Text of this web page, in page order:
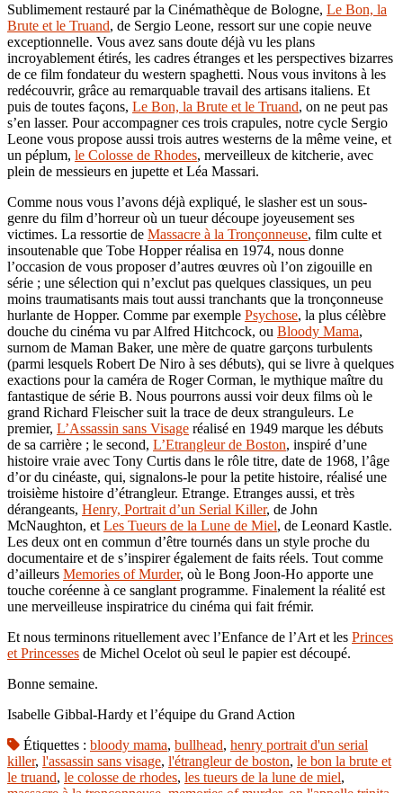
Sublimement restauré par la Cinémathèque de Bologne, Le Bon, la
Brute et le Truand, de Sergio Leone, ressort sur une copie neuve
exceptionnelle. Vous avez sans doute déjà vu les plans
incroyablement étirés, les cadres étranges et les perspectives bizarres
de ce film fondateur du western spaghetti. Nous vous invitons à les
redécouvrir, grâce au remarquable travail des artisans italiens. Et
puis de toutes façons, Le Bon, la Brute et le Truand, on ne peut pas
s’en lasser. Pour accompagner ces trois crapules, notre cycle Sergio
Leone vous propose aussi trois autres westerns de la même veine, et
un péplum, le Colosse de Rhodes, merveilleux de kitcherie, avec
plein de messieurs en jupette et Léa Massari.
Comme nous vous l’avons déjà expliqué, le slasher est un sous-
genre du film d’horreur où un tueur découpe joyeusement ses
victimes. La ressortie de Massacre à la Tronçonneuse, film culte et
insoutenable que Tobe Hopper réalisa en 1974, nous donne
l’occasion de vous proposer d’autres œuvres où l’on zigouille en
série ; une sélection qui n’exclut pas quelques classiques, un peu
moins traumatisants mais tout aussi tranchants que la tronçonneuse
hurlante de Hopper. Comme par exemple Psychose, la plus célèbre
douche du cinéma vu par Alfred Hitchcock, ou Bloody Mama,
surnom de Maman Baker, une mère de quatre garçons turbulents
(parmi lesquels Robert De Niro à ses débuts), qui se livre à quelques
exactions pour la caméra de Roger Corman, le mythique maître du
fantastique de série B. Nous pourrons aussi voir deux films où le
grand Richard Fleischer suit la trace de deux stranguleurs. Le
premier, L’Assassin sans Visage réalisé en 1949 marque les débuts
de sa carrière ; le second, L’Etrangleur de Boston, inspiré d’une
histoire vraie avec Tony Curtis dans le rôle titre, date de 1968, l’âge
d’or du cinéaste, qui, signalons-le pour la petite histoire, réalisé une
troisième histoire d’étrangleur. Etrange. Etranges aussi, et très
dérangeants, Henry, Portrait d’un Serial Killer, de John
McNaughton, et Les Tueurs de la Lune de Miel, de Leonard Kastle.
Les deux ont en commun d’être tournés dans un style proche du
documentaire et de s’inspirer également de faits réels. Tout comme
d’ailleurs Memories of Murder, où le Bong Joon-Ho apporte une
touche coréenne à ce sanglant programme. Finalement la réalité est
une merveilleuse inspiratrice du cinéma qui fait frémir.
Et nous terminons rituellement avec l’Enfance de l’Art et les Princes
et Princesses de Michel Ocelot où seul le papier est découpé.
Bonne semaine.
Isabelle Gibbal-Hardy et l’équipe du Grand Action
Étiquettes : bloody mama, bullhead, henry portrait d'un serial
killer, l'assassin sans visage, l'étrangleur de boston, le bon la brute et
le truand, le colosse de rhodes, les tueurs de la lune de miel,